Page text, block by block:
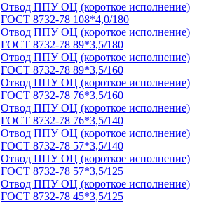
Отвод ППУ ОЦ (короткое исполнение)
ГОСТ 8732-78 108*4,0/180
Отвод ППУ ОЦ (короткое исполнение)
ГОСТ 8732-78 89*3,5/180
Отвод ППУ ОЦ (короткое исполнение)
ГОСТ 8732-78 89*3,5/160
Отвод ППУ ОЦ (короткое исполнение)
ГОСТ 8732-78 76*3,5/160
Отвод ППУ ОЦ (короткое исполнение)
ГОСТ 8732-78 76*3,5/140
Отвод ППУ ОЦ (короткое исполнение)
ГОСТ 8732-78 57*3,5/140
Отвод ППУ ОЦ (короткое исполнение)
ГОСТ 8732-78 57*3,5/125
Отвод ППУ ОЦ (короткое исполнение)
ГОСТ 8732-78 45*3,5/125